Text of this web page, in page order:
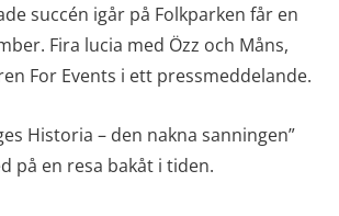
succén igår på Folkparken får en
Fira lucia med Özz och Måns,
For Events i ett pressmeddelande.
Historia – den nakna sanningen”
på en resa bakåt i tiden.